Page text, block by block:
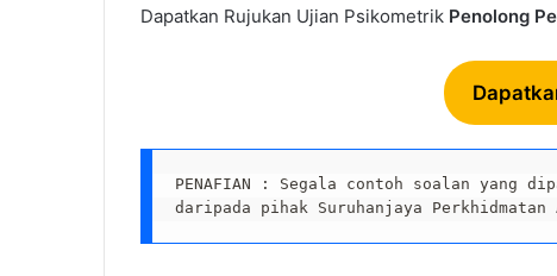
Dapatkan Rujukan Ujian Psikometrik Penolong
PENAFIAN : Segala contoh soalan yang
daripada pihak Suruhanjaya Perkhidmatan